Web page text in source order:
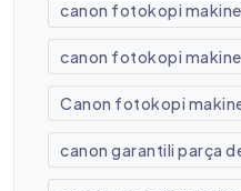
canon fotokopi
canon fotokopi
Canon fotokopi
canon garantili parça